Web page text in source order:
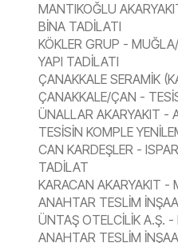
MANTIKOĞLU
BİNA TADİLATI
KÖKLER GRUP -
YAPI TADİLATI
ÇANAKKALE SERAMİK
ÇANAKKALE/ÇAN -
ÜNALLAR AKARYAKIT -
TESİSİN KOMPLE
CAN KARDEŞLER -
TADİLAT
KARACAN AKARYAKIT -
ANAHTAR TESLİM
ÜNTAŞ OTELCİLİK A.Ş.
ANAHTAR TESLİM